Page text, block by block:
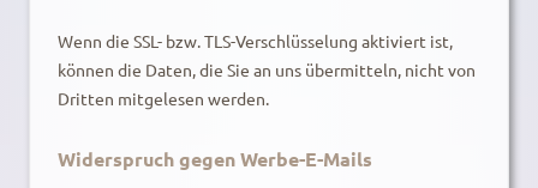
Wenn die SSL- bzw. TLS-Verschlüsselung aktiviert ist,
können die Daten, die Sie an uns übermitteln, nicht von
Dritten mitgelesen werden.
Widerspruch gegen Werbe-E-Mails